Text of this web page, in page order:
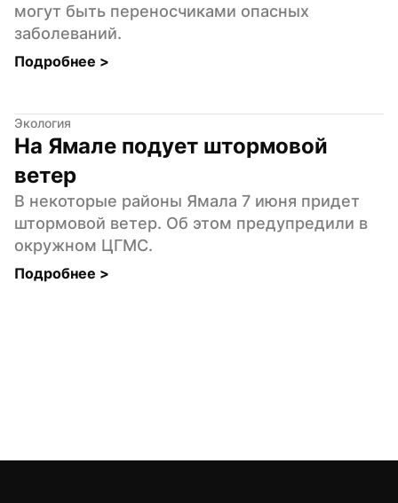
могут быть переносчиками опасных
заболеваний.
Подробнее >
Экология
На Ямале подует штормовой
ветер
В некоторые районы Ямала 7 июня придет
штормовой ветер. Об этом предупредили в
окружном ЦГМС.
Подробнее >